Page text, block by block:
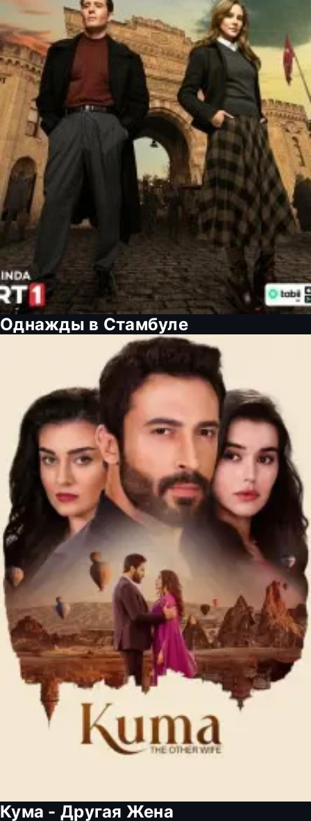
Однажды в Стамбуле
Кума - Другая Жена